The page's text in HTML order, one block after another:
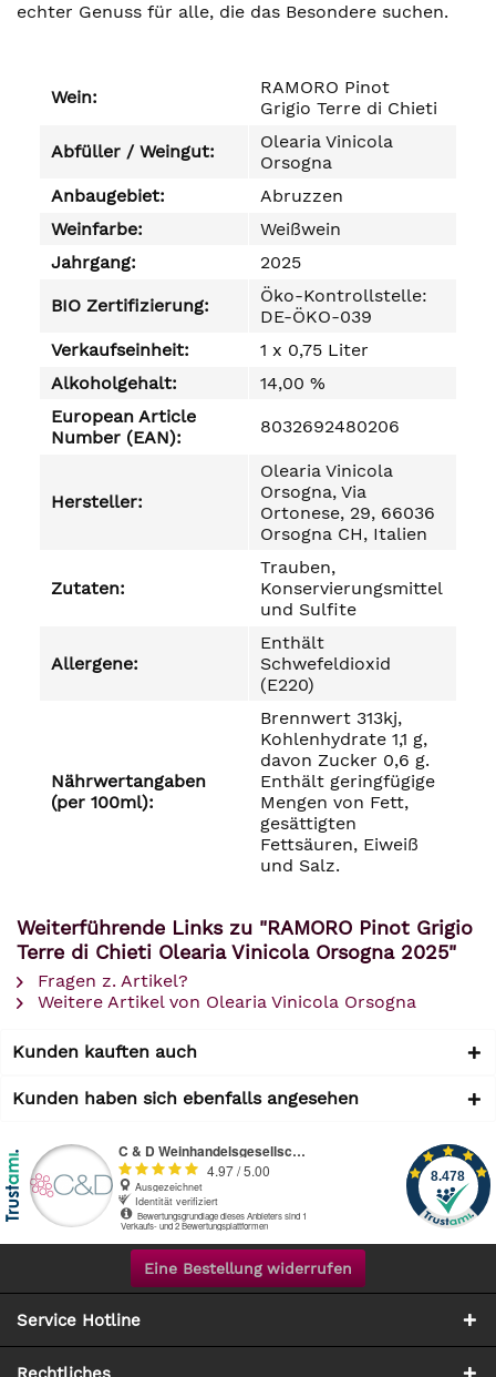
echter Genuss für alle, die das Besondere suchen.
Wein:
RAMORO Pinot
Grigio Terre di Chieti
Abfüller / Weingut:
Olearia Vinicola
Orsogna
Anbaugebiet:
Abruzzen
Weinfarbe:
Weißwein
Jahrgang:
2025
BIO Zertifizierung:
Öko-Kontrollstelle:
DE-ÖKO-039
Verkaufseinheit:
1 x 0,75 Liter
Alkoholgehalt:
14,00 %
European Article
Number (EAN):
8032692480206
Hersteller:
Olearia Vinicola
Orsogna, Via
Ortonese, 29, 66036
Orsogna CH, Italien
Zutaten:
Trauben,
Konservierungsmittel
und Sulfite
Allergene:
Enthält
Schwefeldioxid
(E220)
Nährwertangaben
(per 100ml):
Brennwert 313kj,
Kohlenhydrate 1,1 g,
davon Zucker 0,6 g.
Enthält geringfügige
Mengen von Fett,
gesättigten
Fettsäuren, Eiweiß
und Salz.
Weiterführende Links zu "RAMORO Pinot Grigio
Terre di Chieti Olearia Vinicola Orsogna 2025"
Fragen z. Artikel?
Weitere Artikel von Olearia Vinicola Orsogna
Kunden kauften auch
Kunden haben sich ebenfalls angesehen
Eine Bestellung widerrufen
Service Hotline